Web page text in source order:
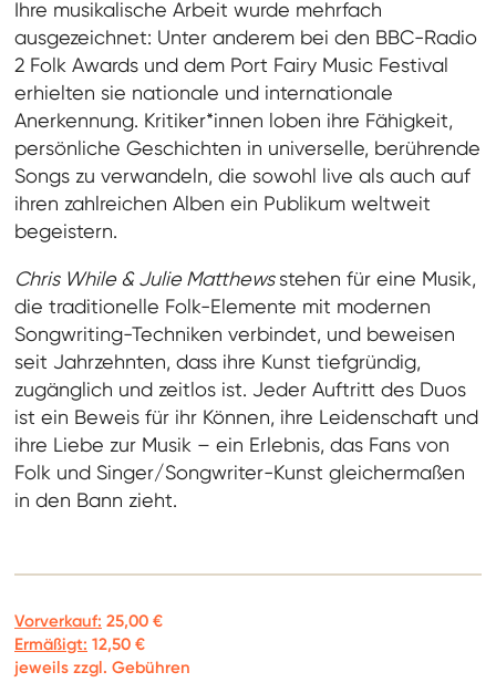
Ihre musikalische Arbeit wurde mehrfach
ausgezeichnet: Unter anderem bei den BBC-Radio
2 Folk Awards und dem Port Fairy Music Festival
erhielten sie nationale und internationale
Anerkennung. Kritiker*innen loben ihre Fähigkeit,
persönliche Geschichten in universelle, berührende
Songs zu verwandeln, die sowohl live als auch auf
ihren zahlreichen Alben ein Publikum weltweit
begeistern.
Chris While & Julie Matthewsstehen für eine Musik,
die traditionelle Folk-Elemente mit modernen
Songwriting-Techniken verbindet, und beweisen
seit Jahrzehnten, dass ihre Kunst tiefgründig,
zugänglich und zeitlos ist. Jeder Auftritt des Duos
ist ein Beweis für ihr Können, ihre Leidenschaft und
ihre Liebe zur Musik – ein Erlebnis, das Fans von
Folk und Singer/Songwriter-Kunst gleichermaßen
in den Bann zieht.
Vorverkauf: 25,00 €
Ermäßigt: 12,50 €
jeweils zzgl. Gebühren